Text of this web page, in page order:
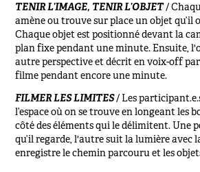
TENIR L’IMAGE, TENIR L’OBJET/
amène ou trouve sur place un objet qu’il
Chaque objet est positionné devant la
plan fixe pendant une minute. Ensuite,
autre perspective et décrit en voix-off
filme pendant encore une minute.
FILMER LES LIMITES/Les
l’espace où on se trouve en longeant les
côté des éléments qui le délimitent. Une
qu’il regarde, l'autre suit la lumière avec
enregistre le chemin parcouru et les